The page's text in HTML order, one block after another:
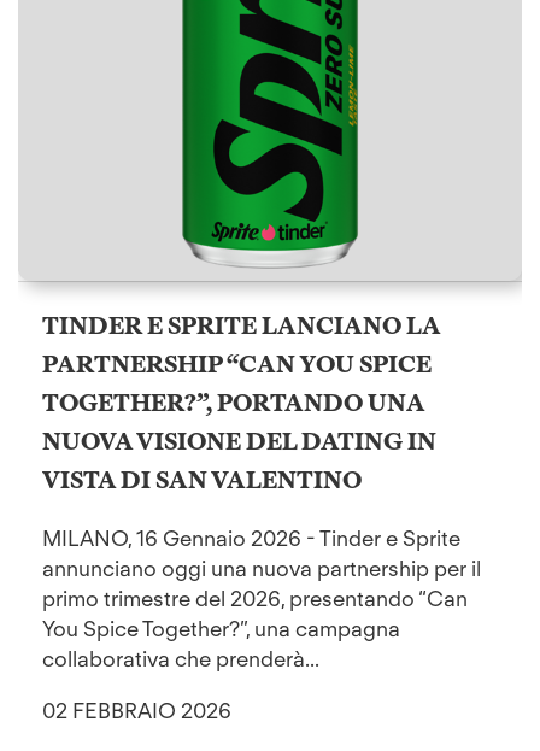
TINDER E SPRITE LANCIANO LA
PARTNERSHIP “CAN YOU SPICE
TOGETHER?”, PORTANDO UNA
NUOVA VISIONE DEL DATING IN
VISTA DI SAN VALENTINO
MILANO, 16 Gennaio 2026 - Tinder e Sprite
annunciano oggi una nuova partnership per il
primo trimestre del 2026, presentando “Can
You Spice Together?”, una campagna
collaborativa che prenderà...
02 FEBBRAIO 2026